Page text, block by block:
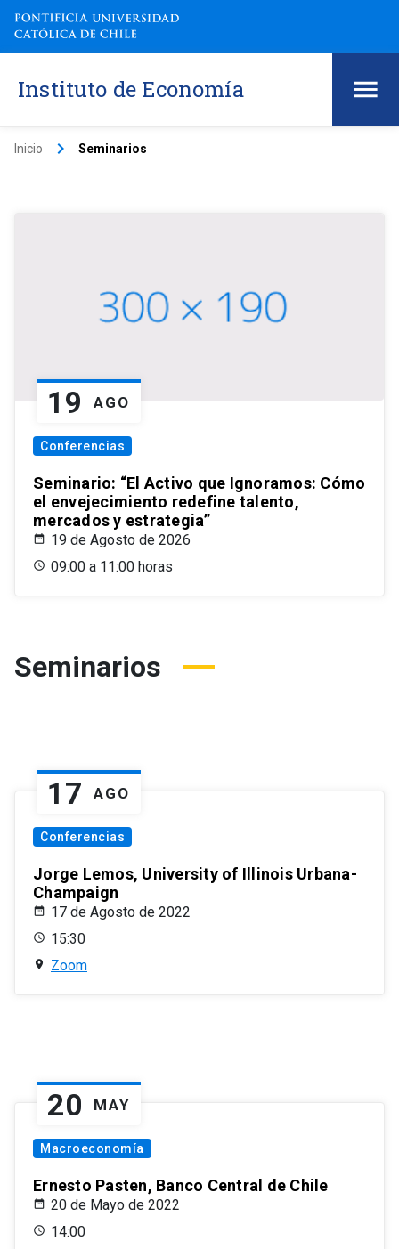
Instituto de Economía
Inicio keyboard_arrow_right Seminarios
19 AGO
Conferencias
Seminario: “El Activo que Ignoramos: Cómo
el envejecimiento redefine talento,
mercados y estrategia”
19 de Agosto de 2026
09:00 a 11:00 horas
Seminarios
17 AGO
Conferencias
Jorge Lemos, University of Illinois Urbana-
Champaign
17 de Agosto de 2022
15:30
Zoom
20 MAY
Macroeconomía
Ernesto Pasten, Banco Central de Chile
20 de Mayo de 2022
14:00